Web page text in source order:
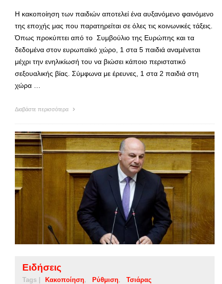
Η κακοποίηση των παιδιών αποτελεί ένα αυξανόμενο φαινόμενο
της εποχής μας που παρατηρείται σε όλες τις κοινωνικές τάξεις.
Όπως προκύπτει από το Συμβούλιο της Ευρώπης και τα
δεδομένα στον ευρωπαϊκό χώρο, 1 στα 5 παιδιά αναμένεται
μέχρι την ενηλικίωσή του να βιώσει κάποιο περιστατικό
σεξουαλικής βίας. Σύμφωνα με έρευνες, 1 στα 2 παιδιά στη
χώρα …
Διαβάστε περισσότερα
Ειδήσεις
Tags | Κακοποίηση Ρύθμιση Τσιάρας